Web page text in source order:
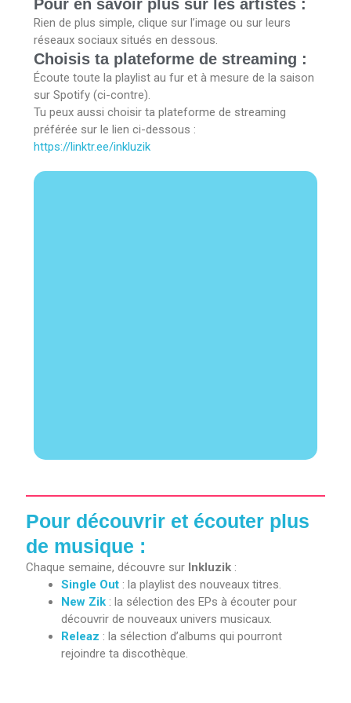
o
k
e
r
a
m
Pour en savoir plus sur les artistes :
Rien de plus simple, clique sur l’image ou sur leurs
réseaux sociaux situés en dessous.
Choisis ta plateforme de streaming :
Écoute toute la playlist au fur et à mesure de la saison
sur Spotify (ci-contre).
Tu peux aussi choisir ta plateforme de streaming
préférée sur le lien ci-dessous :
https://linktr.ee/inkluzik
Pour découvrir et écouter plus
de musique :
Chaque semaine, découvre sur Inkluzik :
Single Out : la playlist des nouveaux titres.
New Zik : la sélection des EPs à écouter pour
découvrir de nouveaux univers musicaux.
Releaz : la sélection d’albums qui pourront
rejoindre ta discothèque.